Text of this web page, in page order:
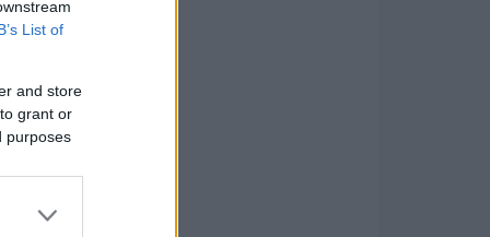
List of
and store
grant or
purposes